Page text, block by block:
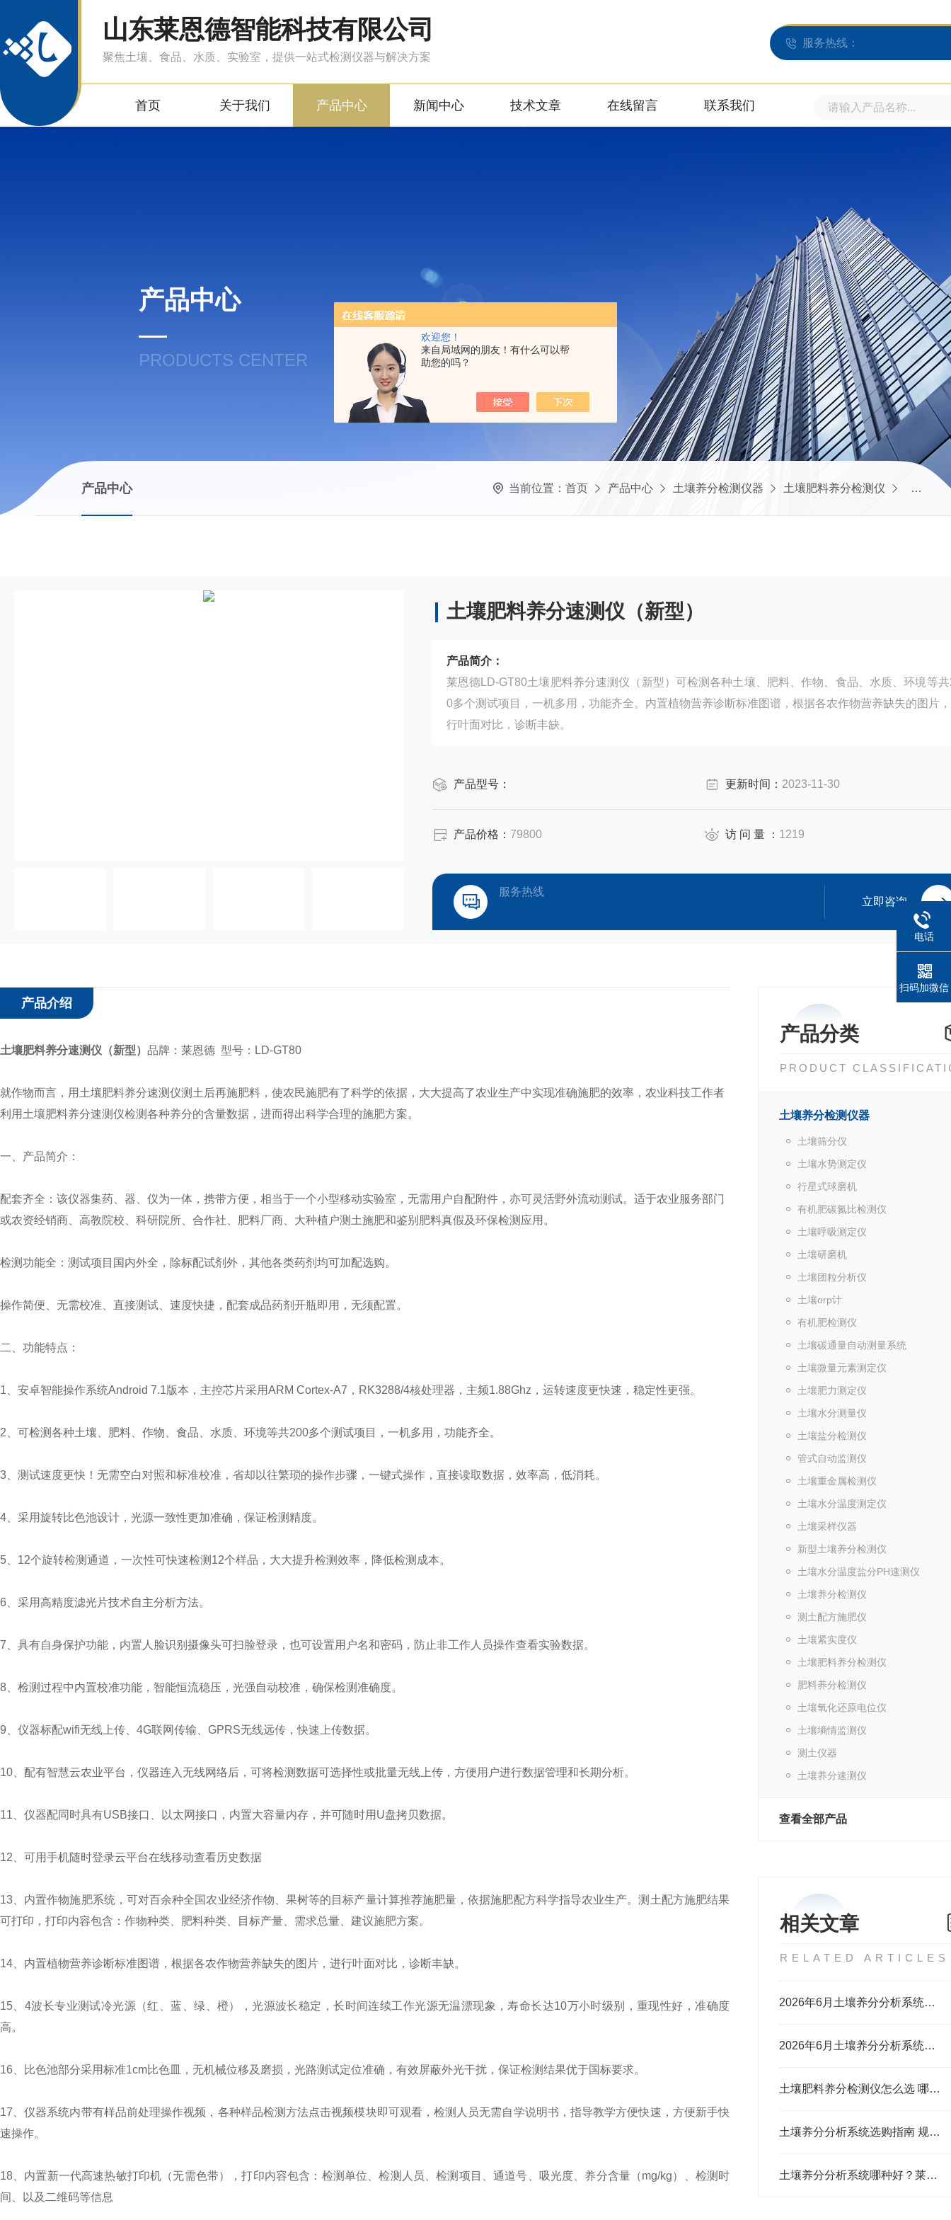
欢迎您！
来自局域网的朋友！有什么可以帮
助您的吗？
山东莱恩德智能科技有限公司
聚焦土壤、食品、水质、实验室，提供一站式检测仪器与解决方案
服务热线：
首页 关于我们 产品中心 新闻中心 技术文章 在线留言 联系我们
产品中心
PRODUCTS CENTER
产品中心 当前位置： 首页 产品中心 土壤养分检测仪器 土壤肥料养分检测仪 土壤肥
土壤肥料养分速测仪（新型）
产品简介：
莱恩德LD-GT80土壤肥料养分速测仪（新型）可检测各种土壤、肥料、作物、食品、水质、环境等
0多个测试项目，一机多用，功能齐全。内置植物营养诊断标准图谱，根据各农作物营养缺失的图片
行叶面对比，诊断丰缺。
产品型号： 更新时间： 2023-11-30
产品价格： 79800 访 问 量 ： 1219
服务热线
立即咨询
产品分类
PRODUCT
土壤养分检测仪器
土壤筛分仪
土壤水势测定仪
行星式球磨机
有机肥碳氮比检测仪
土壤呼吸测定仪
土壤研磨机
土壤团粒分析仪
土壤orp计
有机肥检测仪
土壤碳通量自动测量系统
土壤微量元素测定仪
土壤肥力测定仪
土壤水分测量仪
土壤盐分检测仪
管式自动监测仪
土壤重金属检测仪
土壤水分温度测定仪
土壤采样仪器
新型土壤养分检测仪
土壤水分温度盐分PH速测仪
土壤养分检测仪
测土配方施肥仪
土壤紧实度仪
土壤肥料养分检测仪
肥料养分检测仪
土壤氧化还原电位仪
土壤墒情监测仪
测土仪器
土壤养分速测仪
查看全部产品
相关文章
RELATED ARTICLES
2026年6月土壤养分分析系统选购攻略（适配农检场景）
2026年6月土壤养分分析系统选购攻略（适配农业检测场景）
土壤肥料养分检测仪怎么选 哪个牌子检测准价格实在
土壤养分分析系统选购指南 规模化种植基地农技服务中心推荐选用
土壤养分分析系统哪种好？莱恩德助您准确施肥增产
产品介绍
土壤肥料养分速测仪（新型） 品牌：莱恩德 型号：LD-GT80
就作物而言，用土壤肥料养分速测仪测土后再施肥料，使农民施肥有了科学的依据，大大提高了农业生产中实现准确施肥的效率，农业科技工作者
利用土壤肥料养分速测仪检测各种养分的含量数据，进而得出科学合理的施肥方案。
一、产品简介：
配套齐全：该仪器集药、器、仪为一体，携带方便，相当于一个小型移动实验室，无需用户自配附件，亦可灵活野外流动测试。适于农业服务部门
或农资经销商、高教院校、科研院所、合作社、肥料厂商、大种植户测土施肥和鉴别肥料真假及环保检测应用。
检测功能全：测试项目国内外全，除标配试剂外，其他各类药剂均可加配选购。
操作简便、无需校准、直接测试、速度快捷，配套成品药剂开瓶即用，无须配置。
二、功能特点：
1、安卓智能操作系统Android 7.1版本，主控芯片采用ARM Cortex-A7，RK3288/4核处理器，主频1.88Ghz，运转速度更快速，稳定性更强。
2、可检测各种土壤、肥料、作物、食品、水质、环境等共200多个测试项目，一机多用，功能齐全。
3、测试速度更快！无需空白对照和标准校准，省却以往繁琐的操作步骤，一键式操作，直接读取数据，效率高，低消耗。
4、采用旋转比色池设计，光源一致性更加准确，保证检测精度。
5、12个旋转检测通道，一次性可快速检测12个样品，大大提升检测效率，降低检测成本。
6、采用高精度滤光片技术自主分析方法。
7、具有自身保护功能，内置人脸识别摄像头可扫脸登录，也可设置用户名和密码，防止非工作人员操作查看实验数据。
8、检测过程中内置校准功能，智能恒流稳压，光强自动校准，确保检测准确度。
9、仪器标配wifi无线上传、4G联网传输、GPRS无线远传，快速上传数据。
10、配有智慧云农业平台，仪器连入无线网络后，可将检测数据可选择性或批量无线上传，方便用户进行数据管理和长期分析。
11、仪器配同时具有USB接口、以太网接口，内置大容量内存，并可随时用U盘拷贝数据。
12、可用手机随时登录云平台在线移动查看历史数据
13、内置作物施肥系统，可对百余种全国农业经济作物、果树等的目标产量计算推荐施肥量，依据施肥配方科学指导农业生产。测土配方施肥结果
可打印，打印内容包含：作物种类、肥料种类、目标产量、需求总量、建议施肥方案。
14、内置植物营养诊断标准图谱，根据各农作物营养缺失的图片，进行叶面对比，诊断丰缺。
15、4波长专业测试冷光源（红、蓝、绿、橙），光源波长稳定，长时间连续工作光源无温漂现象，寿命长达10万小时级别，重现性好，准确度
高。
16、比色池部分采用标准1cm比色皿，无机械位移及磨损，光路测试定位准确，有效屏蔽外光干扰，保证检测结果优于国标要求。
17、仪器系统内带有样品前处理操作视频，各种样品检测方法点击视频模块即可观看，检测人员无需自学说明书，指导教学方便快速，方便新手快
速操作。
18、内置新一代高速热敏打印机（无需色带），打印内容包含：检测单位、检测人员、检测项目、通道号、吸光度、养分含量（mg/kg）、检测时
间、以及二维码等信息
电话
扫码加微信